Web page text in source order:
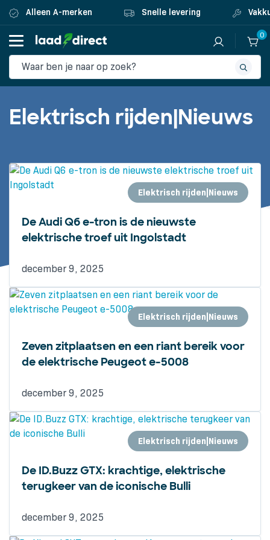
Alleen A-merken Snelle levering
0
Elektrisch rijden|Nieuws
Elektrisch rijden|Nieuws
De Audi Q6 e-tron is de nieuwste
elektrische troef uit Ingolstadt
december 9, 2025
Elektrisch rijden|Nieuws
Zeven zitplaatsen en een riant bereik voor
de elektrische Peugeot e-5008
december 9, 2025
Elektrisch rijden|Nieuws
De ID.Buzz GTX: krachtige, elektrische
terugkeer van de iconische Bulli
december 9, 2025